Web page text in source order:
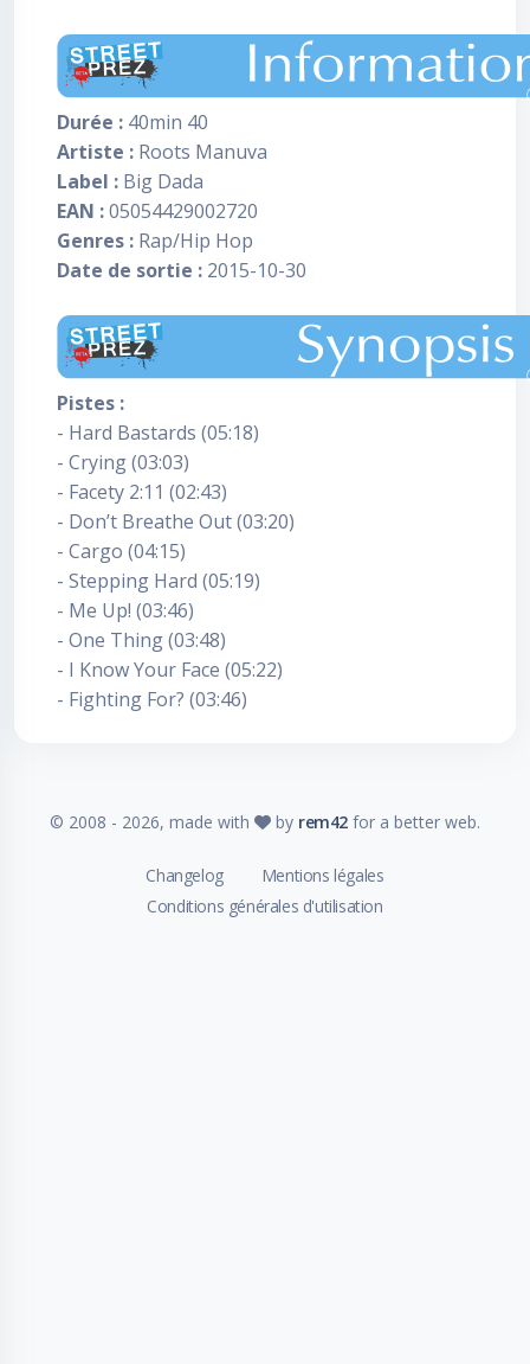
Durée : 40min 40
Artiste : Roots Manuva
Label : Big Dada
EAN :05054429002720
Genres : Rap/Hip Hop
Date de sortie : 2015-10-30
Pistes :
- Hard Bastards (05:18)
- Crying (03:03)
- Facety 2:11 (02:43)
- Don’t Breathe Out (03:20)
- Cargo (04:15)
- Stepping Hard (05:19)
- Me Up! (03:46)
- One Thing (03:48)
- I Know Your Face (05:22)
- Fighting For? (03:46)
© 2008 - 2026, made with by rem42 for a better web.
Changelog
Mentions légales
Conditions générales d'utilisation